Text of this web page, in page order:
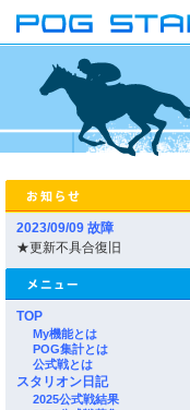
2023/09/09 故障
★更新不具合復旧
TOP
My機能とは
POG集計とは
公式戦とは
スタリオン日記
2025公式戦結果